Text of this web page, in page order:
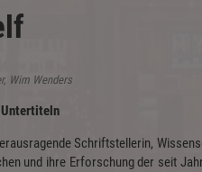
Wim Wenders
Untertiteln
Schriftstellerin,
und ihre Erforschung der seit